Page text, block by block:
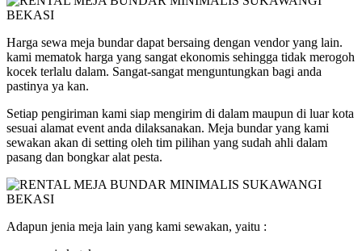
Harga sewa meja bundar dapat bersaing dengan vendor yang lain.
kami mematok harga yang sangat ekonomis sehingga tidak merogoh
kocek terlalu dalam. Sangat-sangat menguntungkan bagi anda
pastinya ya kan.
Setiap pengiriman kami siap mengirim di dalam maupun di luar kota
sesuai alamat event anda dilaksanakan. Meja bundar yang kami
sewakan akan di setting oleh tim pilihan yang sudah ahli dalam
pasang dan bongkar alat pesta.
Adapun jenia meja lain yang kami sewakan, yaitu :